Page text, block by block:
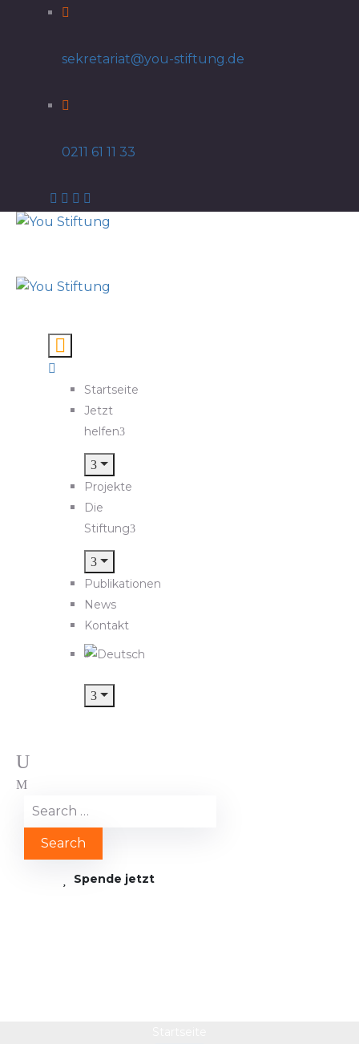
sekretariat@you-stiftung.de
0211 61 11 33
Startseite
Jetzt
helfen
Projekte
Die
Stiftung
Publikationen
News
Kontakt
Spende jetzt